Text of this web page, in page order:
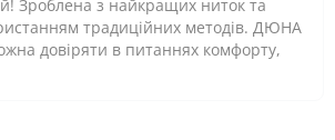
Зроблена з найкращих ниток та
традиційних методів. ДЮНА
довіряти в питаннях комфорту,